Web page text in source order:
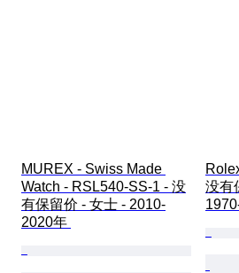
MUREX - Swiss Made
Watch - RSL540-SS-1 - 没
有保留价 - 女士 - 2010-
2020年
没有